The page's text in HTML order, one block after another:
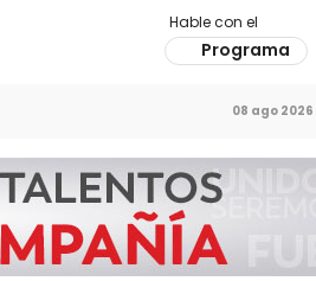
Hable con el
Programa
08 ago 2026